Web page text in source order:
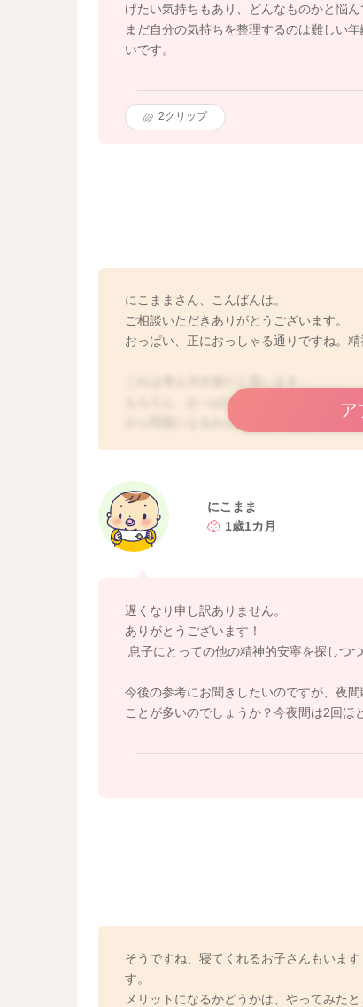
げたい気持ちもあり、どんなものかと悩ん
まだ自分の気持ちを整理するのは難しい
いです。
2クリップ
にこままさん、こんばんは。
ご相談いただきありがとうございます。
おっぱい、正におっしゃる通りですね。
もちろん、おっぱいを飲まないお子さん
から問題になるわけではありません。
自然なことだと思います。
ですから、どうするかは、ママさん次第で
次なる精神的安寧を一緒に見つけてあげ
アリです！
ア
にこまま
1歳1カ月
遅くなり申し訳ありません。
ありがとうございます！
息子にとっての他の精神的安寧を探しつ
今後の参考にお聞きしたいのですが、夜
ことが多いのでしょうか？今夜間は2回ほ
そうですね、寝てくれるお子さんもいま
す。
メリットになるかどうかは、やってみたと